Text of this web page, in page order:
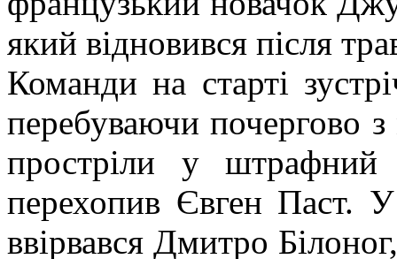
який відновився після
Команди на старті
перебуваючи почергово
простріли у штрафний
перехопив Євген Паст.
ввірвався Дмитро